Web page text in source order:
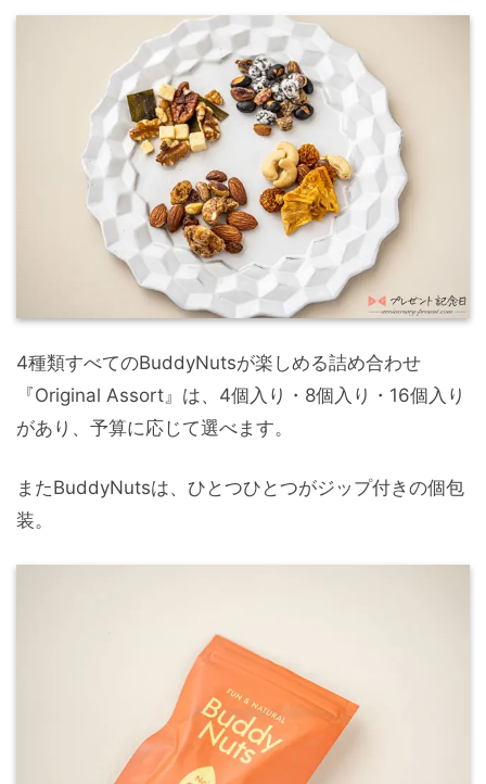
4種類すべてのBuddyNutsが楽しめる詰め合わせ
『Original Assort』は、4個入り・8個入り・16個入り
があり、予算に応じて選べます。
またBuddyNutsは、ひとつひとつがジップ付きの個包
装。